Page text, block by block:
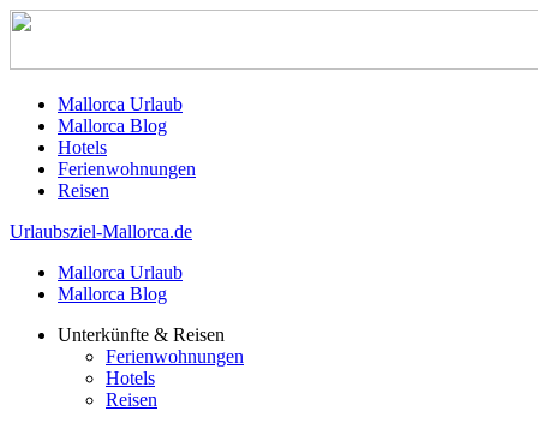
Mallorca Urlaub
Mallorca Blog
Hotels
Ferienwohnungen
Reisen
Urlaubsziel-Mallorca.de
Mallorca Urlaub
Mallorca Blog
Unterkünfte & Reisen
Ferienwohnungen
Hotels
Reisen